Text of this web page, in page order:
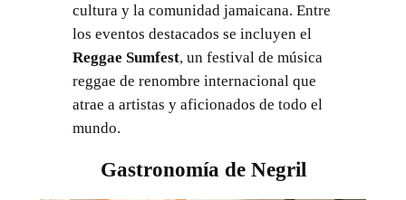
cultura y la comunidad jamaicana. Entre
los eventos destacados se incluyen el
Reggae Sumfest, un festival de música
reggae de renombre internacional que
atrae a artistas y aficionados de todo el
mundo.
Gastronomía de Negril